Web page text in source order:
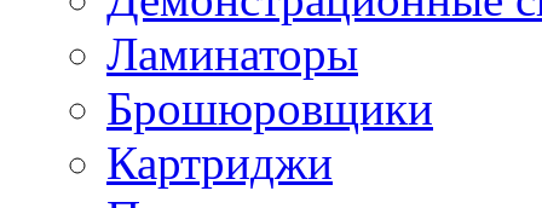
Ламинаторы
Брошюровщики
Картриджи